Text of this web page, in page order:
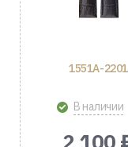
1551A-2201
В наличии
2 100